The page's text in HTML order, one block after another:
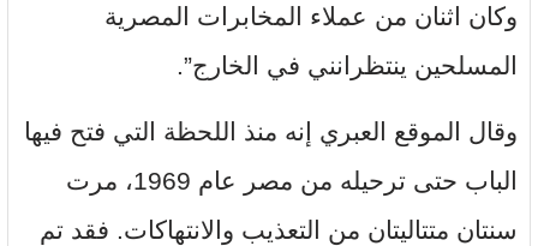
وكان اثنان من عملاء المخابرات المصرية
المسلحين ينتظرانني في الخارج”.
وقال الموقع العبري إنه منذ اللحظة التي فتح فيها
الباب حتى ترحيله من مصر عام 1969، مرت
سنتان متتاليتان من التعذيب والانتهاكات. فقد تم